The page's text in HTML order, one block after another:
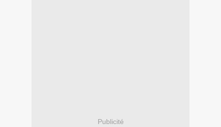
Publicité